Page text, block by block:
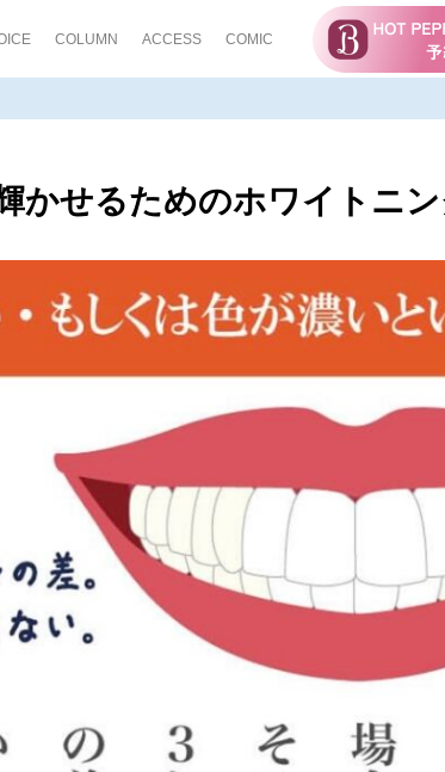
COLUMN ACCESS COMIC
かせるためのホワイトニン